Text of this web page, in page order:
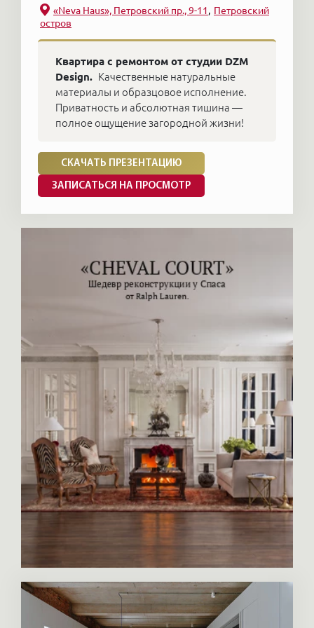
застройщика, то в действительности дома
«оживают» и стихает шум ремонтов только
Профессиональные брокеры агентства
«Элитные квартиры» бесплатно помогут вам с
поиском недвижимости. Мы расскажем о
покупать сегодня, какие преимущества и
недостатки есть у каждого района, квартала,
Компания «Элитные квартиры» предлагает
вариантами по продаже элитной
недвижимости в Санкт-Петербурге. В
каталоге представлено жилье на первичном и
вторичном рынке от собственников.
Вторичный рынок жилья высокого класса по
многим параметрам выигрывает у новостроек
и всегда находит своих покупателей. Если вас
интересуетэлитная недвижимость в СПб,
вторичка — достойный выбор с очевидными
преимуществами, среди которых на первом
месте — обжитый дом, где уже понятно, кто
они — ваши соседи, можно оценить комфорт
проживания и качество сервиса.
В агентстве «Элитные квартиры» вас ждет
«Neva Haus», Петровский пр., 9-11
Петровский
остров
Квартира с ремонтом от студии DZM
Design. Качественные натуральные
материалы и образцовое исполнение.
Приватность и абсолютная тишина —
полное ощущение загородной жизни!
СКАЧАТЬ ПРЕЗЕНТАЦИЮ
ЗАПИСАТЬСЯ НА ПРОСМОТР